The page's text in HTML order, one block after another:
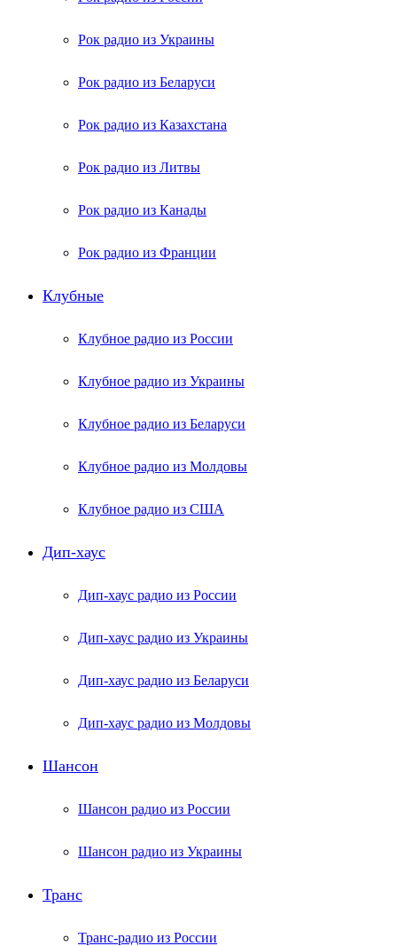
Рок радио из Украины
Рок радио из Беларуси
Рок радио из Казахстана
Рок радио из Литвы
Рок радио из Канады
Рок радио из Франции
Клубные
Клубное радио из России
Клубное радио из Украины
Клубное радио из Беларуси
Клубное радио из Молдовы
Клубное радио из США
Дип-хаус
Дип-хаус радио из России
Дип-хаус радио из Украины
Дип-хаус радио из Беларуси
Дип-хаус радио из Молдовы
Шансон
Шансон радио из России
Шансон радио из Украины
Транс
Транс-радио из России